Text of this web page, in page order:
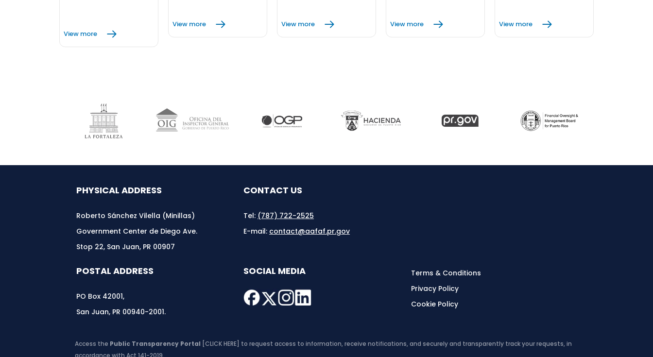
View more
View more View more View more View more
PHYSICAL ADDRESS
Roberto Sánchez Vilella (Minillas)
Government Center de Diego Ave.
Stop 22, San Juan, PR 00907
CONTACT US
Tel: (787) 722-2525
E-mail: contact@aafaf.pr.gov
POSTAL ADDRESS
PO Box 42001,
San Juan, PR 00940-2001.
SOCIAL MEDIA
Terms & Conditions
Privacy Policy
Cookie Policy
Access the Public Transparency Portal [CLICK HERE] to request access to information, receive notifications, and securely and transparently track your requests, in
accordance with Act 141-2019.